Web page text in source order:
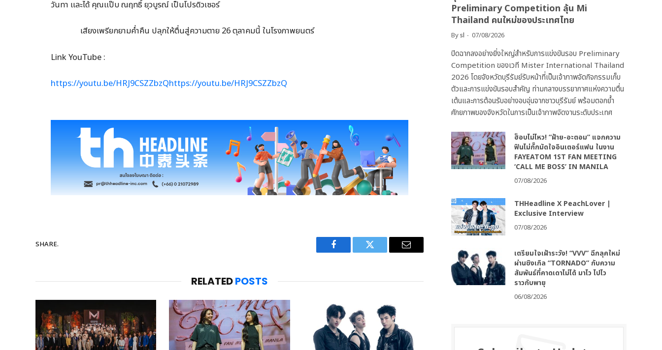
วันทา และได้ คุณแป๊บ ณฤทธิ์ ยุวบูรณ์ เป็นโปรดิวเซอร์
เสียงเพรียกยามค่ำคืน ปลุกให้ตื่นสู่ความตาย 26 ตุลาคมนี้ ในโรงภาพยนตร์
Link YouTube :
https://youtu.be/HRJ9CSZZbzQhttps://youtu.be/HRJ9CSZZbzQ
SHARE.
Facebook Twitter Email
RELATEDPOSTS
Preliminary Competition ลุ้น Mi
Thailand คนใหม่ของประเทศไทย
Bysl 07/08/2026
ปิดฉากลงอย่างยิ่งใหญ่สำหรับการแข่งขันรอบ Preliminary
Competition ของเวที Mister International Thailand
2026 โดยจังหวัดบุรีรัมย์รับหน้าที่เป็นเจ้าภาพจัดกิจกรรมเก็บ
ตัวและการแข่งขันรอบสำคัญ ท่ามกลางบรรยากาศแห่งความตื่น
เต้นและการต้อนรับอย่างอบอุ่นจากชาวบุรีรัมย์ พร้อมตอกย้ำ
ศักยภาพของจังหวัดในการเป็นเจ้าภาพจัดงานระดับประเทศ
ฮ็อบไม่ไหว! “ฝ้าย-อะตอม” แจกความ
ฟินไม่กั๊กมัดใจอินเตอร์แฟน ในงาน
FAYEATOM 1ST FAN MEETING
‘CALL ME BOSS’ IN MANILA
07/08/2026
THHeadline X PeachLover |
Exclusive Interview
07/08/2026
เตรียมใจเฝ้าระวัง! “VVV” ฉีกลุคใหม่
ผ่านซิงเกิล “TORNADO” กับความ
สัมพันธ์ที่คาดเดาไม่ได้ มาไว ไปไว
ราวกับพายุ
06/08/2026